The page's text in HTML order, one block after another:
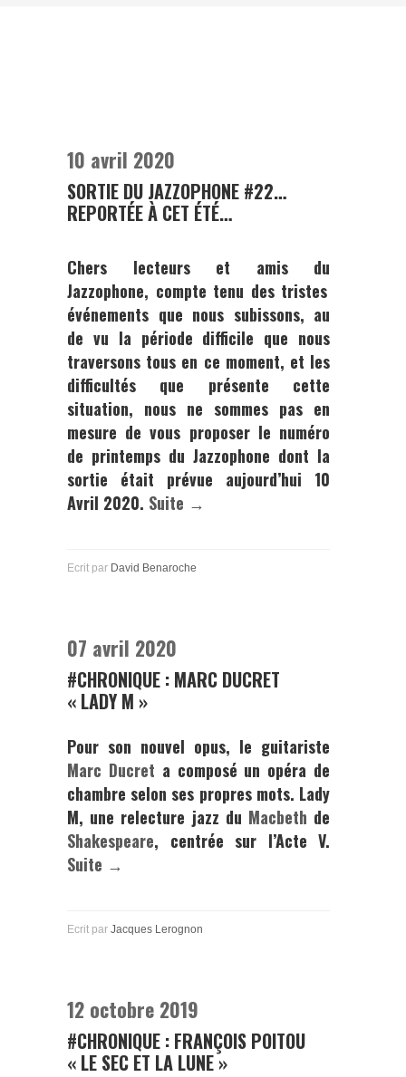
10 avril 2020
SORTIE DU JAZZOPHONE #22…
REPORTÉE À CET ÉTÉ…
Chers lecteurs et amis du
Jazzophone, compte tenu des tristes
événements que nous subissons, au
de vu la période difficile que nous
traversons tous en ce moment, et les
difficultés que présente cette
situation, nous ne sommes pas en
mesure de vous proposer le numéro
de printemps du Jazzophone dont la
sortie était prévue aujourd’hui 10
Avril 2020. Suite →
Ecrit par David Benaroche
07 avril 2020
#CHRONIQUE : MARC DUCRET
« LADY M »
Pour son nouvel opus, le guitariste
Marc Ducret a composé un opéra de
chambre selon ses propres mots. Lady
M, une relecture jazz du Macbeth de
Shakespeare, centrée sur l’Acte V.
Suite →
Ecrit par Jacques Lerognon
12 octobre 2019
#CHRONIQUE : FRANÇOIS POITOU
« LE SEC ET LA LUNE »